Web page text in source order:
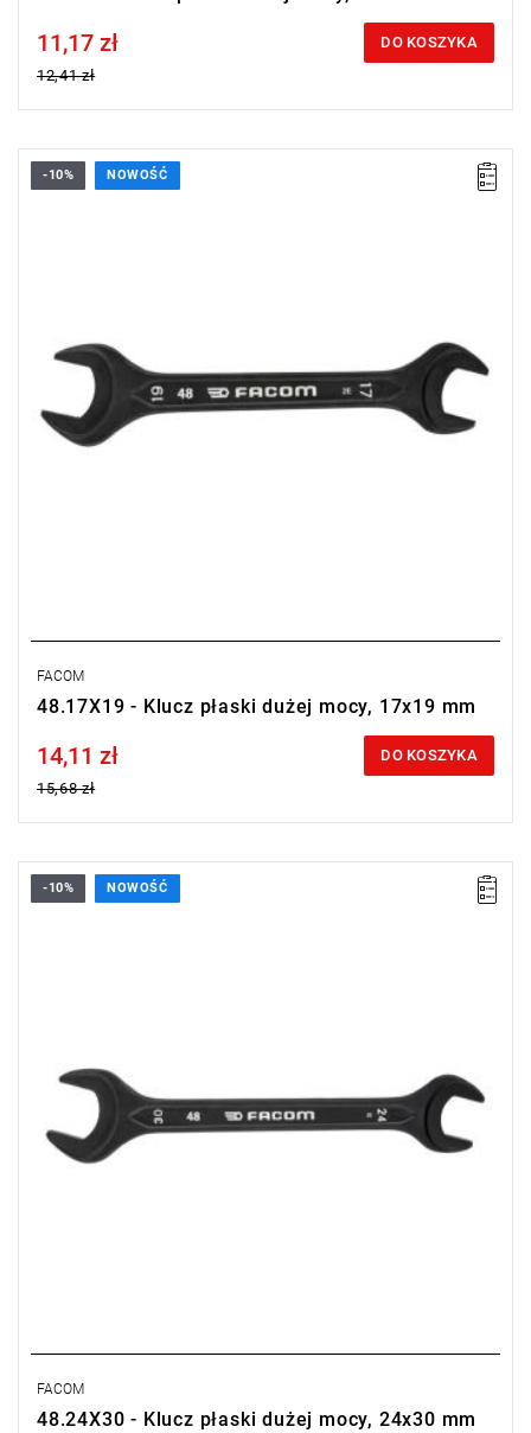
Price tax included
11,17 zł
12,41 zł
DO KOSZYKA
-10% NOWOŚĆ
FACOM
48.17X19 - Klucz płaski dużej mocy, 17x19 mm
Price tax included
14,11 zł
15,68 zł
DO KOSZYKA
-10% NOWOŚĆ
FACOM
48.24X30 - Klucz płaski dużej mocy, 24x30 mm